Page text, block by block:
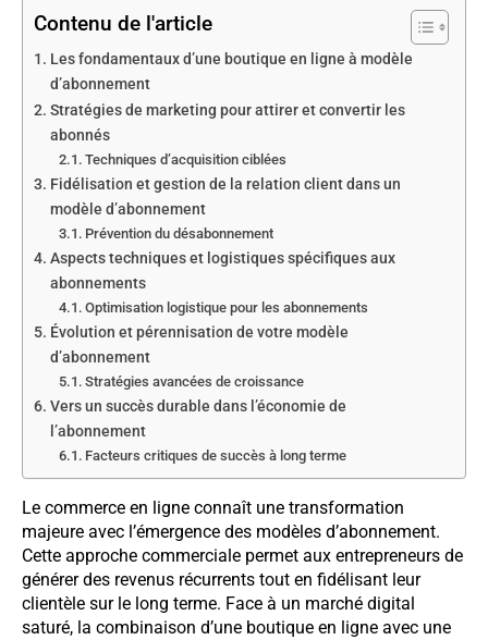
Contenu de l'article
Les fondamentaux d’une boutique en ligne à modèle
d’abonnement
Stratégies de marketing pour attirer et convertir les
abonnés
Techniques d’acquisition ciblées
Fidélisation et gestion de la relation client dans un
modèle d’abonnement
Prévention du désabonnement
Aspects techniques et logistiques spécifiques aux
abonnements
Optimisation logistique pour les abonnements
Évolution et pérennisation de votre modèle
d’abonnement
Stratégies avancées de croissance
Vers un succès durable dans l’économie de
l’abonnement
Facteurs critiques de succès à long terme
Le commerce en ligne connaît une transformation
majeure avec l’émergence des modèles d’abonnement.
Cette approche commerciale permet aux entrepreneurs de
générer des revenus récurrents tout en fidélisant leur
clientèle sur le long terme. Face à un marché digital
saturé, la combinaison d’une boutique en ligne avec une